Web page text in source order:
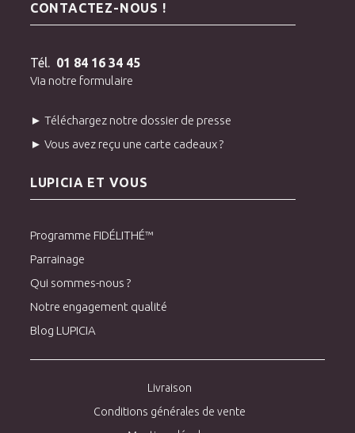
CONTACTEZ-NOUS !
Tél. 01 84 16 34 45
Via notre formulaire
► Téléchargez notre dossier de presse
► Vous avez reçu une carte cadeaux ?
LUPICIA ET VOUS
Programme FIDÉLITHÉ™
Parrainage
Qui sommes-nous ?
Notre engagement qualité
Blog LUPICIA
Livraison
Conditions générales de vente